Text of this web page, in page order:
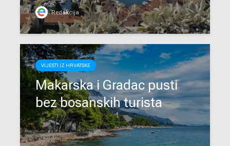
Redakcija
VIJESTI IZ HRVATSKE
Makarska i Gradac pusti
bez bosanskih turista